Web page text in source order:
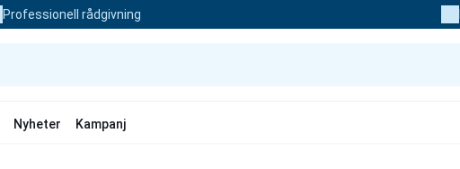
Professionell rådgivning
Nyheter Kampanj